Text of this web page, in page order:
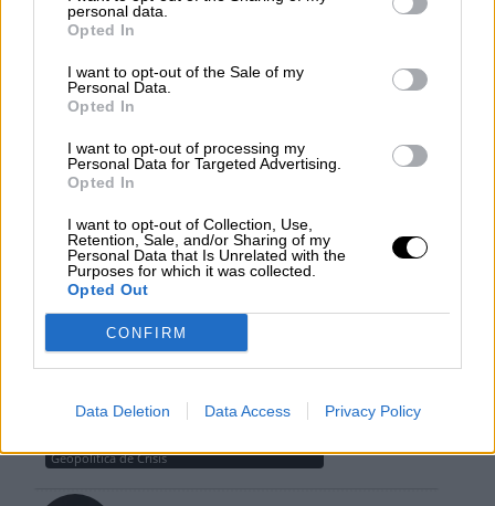
personal data.
Opted In
I want to opt-out of the Sale of my
Personal Data.
Opted In
I want to opt-out of processing my
Personal Data for Targeted Advertising.
Opted In
I want to opt-out of Collection, Use,
Retention, Sale, and/or Sharing of my
Personal Data that Is Unrelated with the
Purposes for which it was collected.
Opted Out
CONFIRM
Data Deletion Data Access Privacy Policy
una tercera guerra mundial?
Suelta y confía
Votantes y votados
El Conflicto de Oriente Medio:
en Construcción
Geopolítica de Crisis